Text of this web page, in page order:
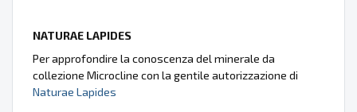
NATURAE LAPIDES
Per approfondire la conoscenza del minerale da
collezione Microcline con la gentile autorizzazione di
Naturae Lapides